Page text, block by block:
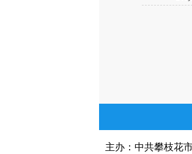
主办：中共攀枝